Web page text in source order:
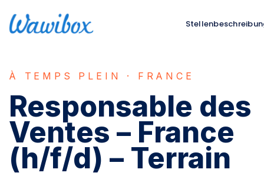
À TEMPS PLEIN · FRANCE
Responsable des
Ventes – France
(h/f/d) – Terrain